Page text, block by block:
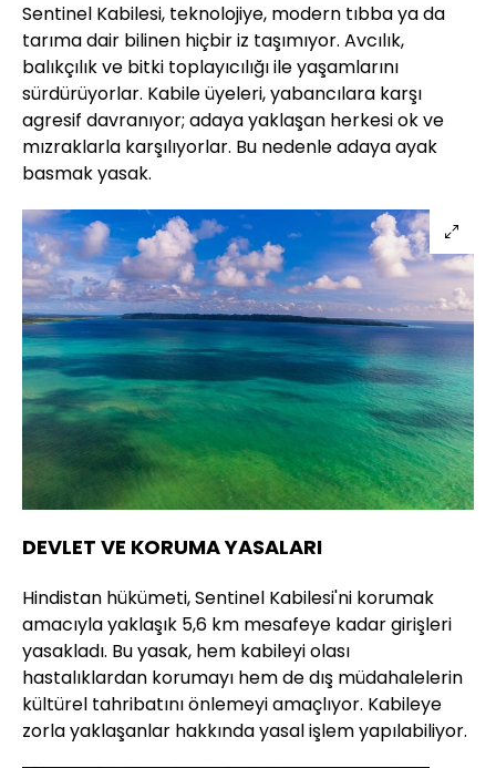
Sentinel Kabilesi, teknolojiye, modern tıbba ya da
tarıma dair bilinen hiçbir iz taşımıyor. Avcılık,
balıkçılık ve bitki toplayıcılığı ile yaşamlarını
sürdürüyorlar. Kabile üyeleri, yabancılara karşı
agresif davranıyor; adaya yaklaşan herkesi ok ve
mızraklarla karşılıyorlar. Bu nedenle adaya ayak
basmak yasak.
DEVLET VE KORUMA YASALARI
Hindistan hükümeti, Sentinel Kabilesi'ni korumak
amacıyla yaklaşık 5,6 km mesafeye kadar girişleri
yasakladı. Bu yasak, hem kabileyi olası
hastalıklardan korumayı hem de dış müdahalelerin
kültürel tahribatını önlemeyi amaçlıyor. Kabileye
zorla yaklaşanlar hakkında yasal işlem yapılabiliyor.